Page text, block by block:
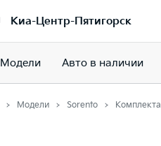
Киа-Центр-Пятигорск
Модели Авто в наличии
Модели Sorento